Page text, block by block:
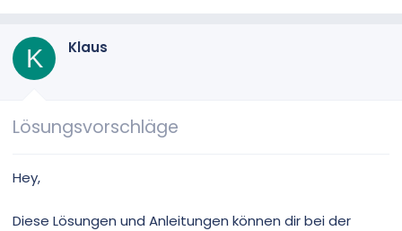
K Klaus
Lösungsvorschläge
Hey,
Diese Lösungen und Anleitungen können dir bei der